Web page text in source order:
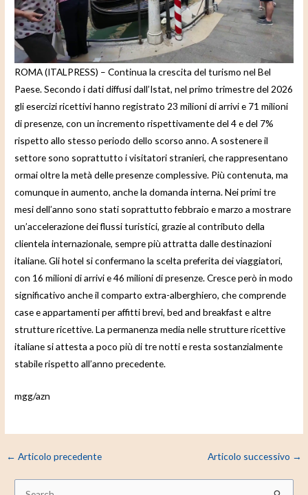
e
o
ROMA (ITALPRESS) – Continua la crescita del turismo nel Bel
Paese. Secondo i dati diffusi dall’Istat, nel primo trimestre del 2026
gli esercizi ricettivi hanno registrato 23 milioni di arrivi e 71 milioni
di presenze, con un incremento rispettivamente del 4 e del 7%
rispetto allo stesso periodo dello scorso anno. A sostenere il
settore sono soprattutto i visitatori stranieri, che rappresentano
ormai oltre la metà delle presenze complessive. Più contenuta, ma
comunque in aumento, anche la domanda interna. Nei primi tre
mesi dell’anno sono stati soprattutto febbraio e marzo a mostrare
un’accelerazione dei flussi turistici, grazie al contributo della
clientela internazionale, sempre più attratta dalle destinazioni
italiane. Gli hotel si confermano la scelta preferita dei viaggiatori,
con 16 milioni di arrivi e 46 milioni di presenze. Cresce però in modo
significativo anche il comparto extra-alberghiero, che comprende
case e appartamenti per affitti brevi, bed and breakfast e altre
strutture ricettive. La permanenza media nelle strutture ricettive
italiane si attesta a poco più di tre notti e resta sostanzialmente
stabile rispetto all’anno precedente.
mgg/azn
← Articolo precedente Articolo successivo →